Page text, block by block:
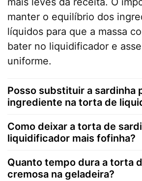
manter o equilíbrio dos
líquidos para que a massa
bater no liquidificador e
uniforme.
Posso substituir a sardinha
ingrediente na torta de
Como deixar a torta de
liquidificador mais fofinha?
Quanto tempo dura a torta
cremosa na geladeira?